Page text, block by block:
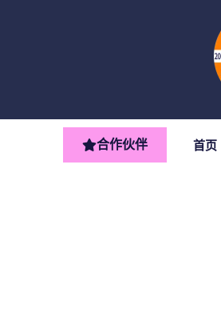
合作伙伴 首页